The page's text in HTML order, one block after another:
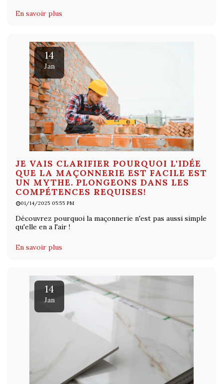
En savoir plus
14
Jan
JE VAIS CLARIFIER POURQUOI L'IDÉE
QUE LA MAÇONNERIE EST FACILE EST
UN MYTHE. PLONGEONS DANS LES
COMPÉTENCES REQUISES!
01/14/2025 05:55 PM
Découvrez pourquoi la maçonnerie n'est pas aussi simple
qu'elle en a l'air !
En savoir plus
14
Jan